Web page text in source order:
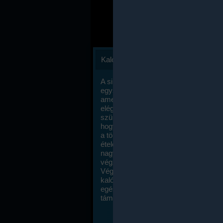
Kalóriaszámlálás
A sikeres fogyás titka valójában igen
egyszerű: égess több energiát, mint
amennyit beviszel. Természetesen
elég nagy fegyelemre és akaraterőre
szükség, de meglepődve fogod
hogy a kalóriaszámolás mennyire
a többi diétához képest. Itt nincsenek
ételek és a megengedett kalóriabevitelt
nagymértékben növelheted ha
végzel.
Végül, de nem utolsó sorban, a
kalóriaszámolás módszerét a legtöbb
egészségügyi szakorvos ajánlja és
támogatja.